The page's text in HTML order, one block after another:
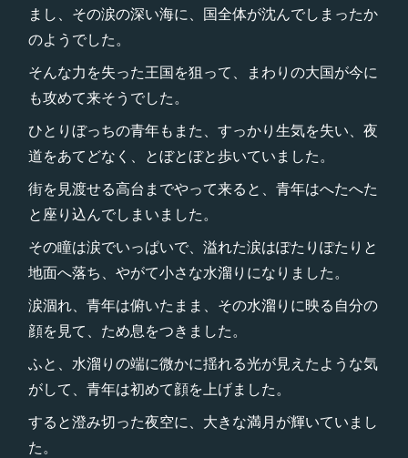
まし、その涙の深い海に、国全体が沈んでしまったか
のようでした。
そんな力を失った王国を狙って、まわりの大国が今に
も攻めて来そうでした。
ひとりぼっちの青年もまた、すっかり生気を失い、夜
道をあてどなく、とぼとぼと歩いていました。
街を見渡せる高台までやって来ると、青年はへたへた
と座り込んでしまいました。
その瞳は涙でいっぱいで、溢れた涙はぽたりぽたりと
地面へ落ち、やがて小さな水溜りになりました。
涙涸れ、青年は俯いたまま、その水溜りに映る自分の
顔を見て、ため息をつきました。
ふと、水溜りの端に微かに揺れる光が見えたような気
がして、青年は初めて顔を上げました。
すると澄み切った夜空に、大きな満月が輝いていまし
た。